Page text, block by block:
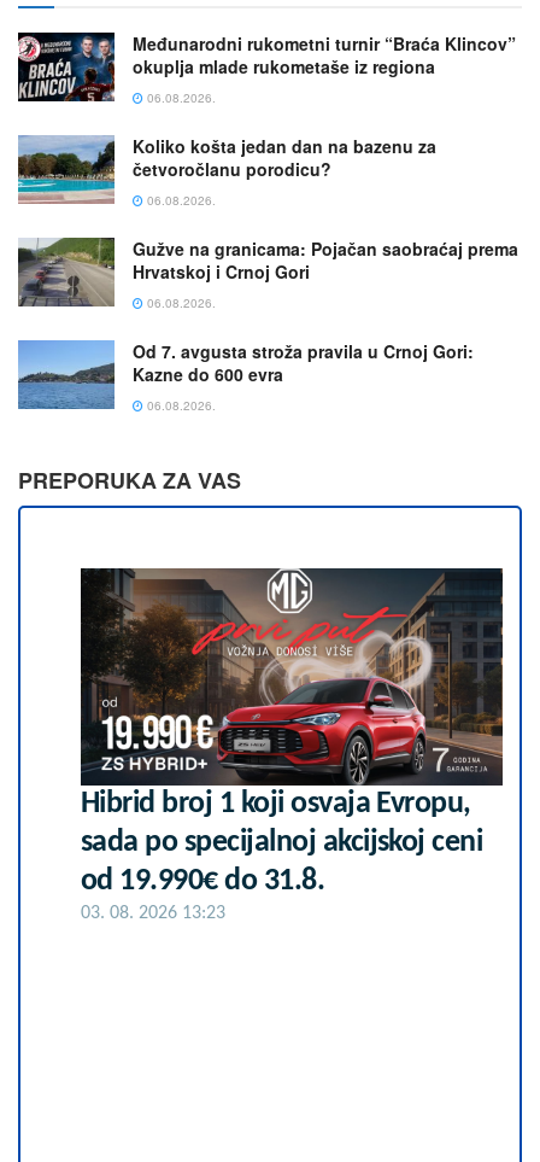
Međunarodni rukometni turnir “Braća Klincov”
okuplja mlade rukometaše iz regiona
06.08.2026.
Koliko košta jedan dan na bazenu za
četvoročlanu porodicu?
06.08.2026.
Gužve na granicama: Pojačan saobraćaj prema
Hrvatskoj i Crnoj Gori
06.08.2026.
Od 7. avgusta stroža pravila u Crnoj Gori:
Kazne do 600 evra
06.08.2026.
PREPORUKA ZA VAS
Hibrid broj 1 koji osvaja Evropu,
sada po specijalnoj akcijskoj ceni
od 19.990€ do 31.8.
03. 08. 2026 13:23